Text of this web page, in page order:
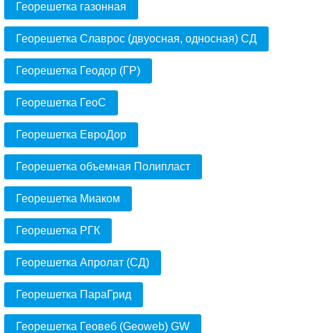
Георешетка газонная
Георешетка Славрос (двуосная, односная) СД
Георешетка Геодор (ГР)
Георешетка ГеоС
Георешетка ЕвроДор
Георешетка объемная Полипласт
Георешетка Миаком
Георешетка РГК
Георешетка Апролат (СД)
Георешетка ПараГрид
Георешетка Геовеб (Geoweb) GW